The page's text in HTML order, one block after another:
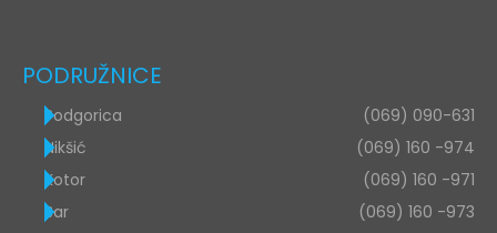
PODRUŽNICE
Podgorica
(069) 090-631
Nikšić
(069) 160 -974
Kotor
(069) 160 -971
Bar
(069) 160 -973